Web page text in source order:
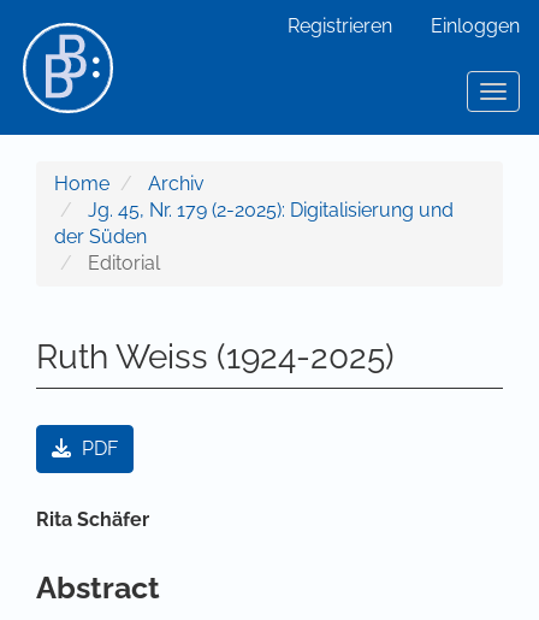
Hauptinhalt
Sidebar
Registrieren Einloggen
Home
Archiv
Jg. 45, Nr. 179 (2-2025): Digitalisierung und
der Süden
Editorial
Ruth Weiss (1924-2025)
Artikel-Sidebar
PDF
Hauptsächlicher Artikelinhalt
Rita Schäfer
Abstract